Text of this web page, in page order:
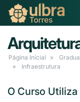
Página Inicial
Infraestrutura
O Curso Utiliza